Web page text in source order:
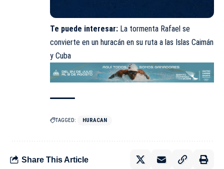
Te puede interesar: La tormenta Rafael se
convierte en un huracán en su ruta a las Islas Caimán
y Cuba
TAGGED: HURACAN
Share This Article